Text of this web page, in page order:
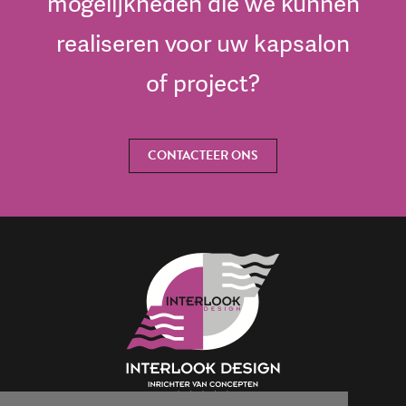
realiseren voor uw kapsalon
of project?
CONTACTEER ONS